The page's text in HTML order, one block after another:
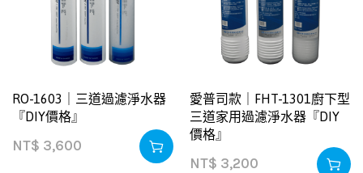
RO-1603｜三道過濾淨水器
『DIY價格』
NT$ 3,600
愛普司款｜FHT-1301廚下型
三道家用過濾淨水器『DIY
價格』
NT$ 3,200